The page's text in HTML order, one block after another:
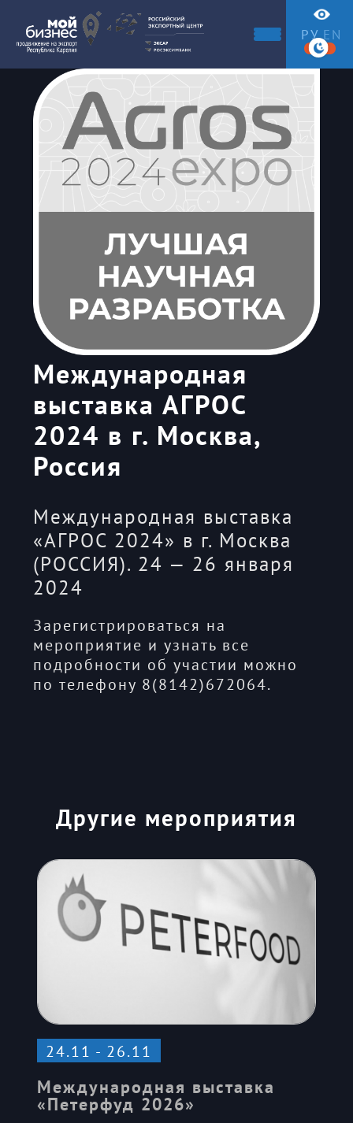
РУ EN
Международная
выставка АГРОС
2024 в г. Москва,
Россия
Международная выставка
«АГРОС 2024» в г. Москва
(РОССИЯ). 24 — 26 января
2024
Зарегистрироваться на
мероприятие и узнать все
подробности об участии можно
по телефону 8(8142)672064.
Другие мероприятия
24.11 - 26.11
Международная выставка
«Петерфуд 2026»